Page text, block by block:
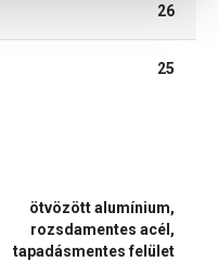
26
25
ötvözött alumínium,
rozsdamentes acél,
tapadásmentes felület